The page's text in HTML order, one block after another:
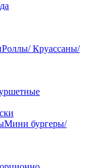
Роллы/ Круассаны/
Мини бургеры/